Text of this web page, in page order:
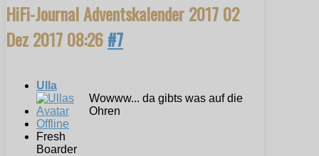
HiFi-Journal Adventskalender 201702
Dez 2017 08:26#7
Ulla
Offline
Fresh
Boarder
Wowww... da gibts was auf die
Ohren